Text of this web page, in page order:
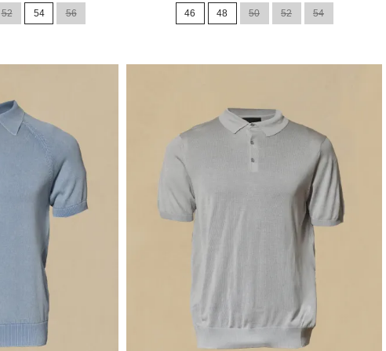
52 54 56 46 48 50 52 54